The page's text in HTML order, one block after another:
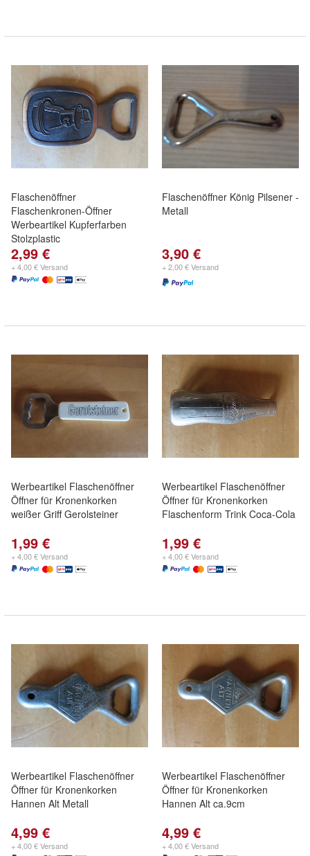
Flaschenöffner
Flaschenkronen-Öffner
Werbeartikel Kupferfarben
Stolzplastic
2,99 €
+ 4,00 € Versand
Flaschenöffner König Pilsener -
Metall
3,90 €
+ 2,00 € Versand
Werbeartikel Flaschenöffner
Öffner für Kronenkorken
weißer Griff Gerolsteiner
1,99 €
+ 4,00 € Versand
Werbeartikel Flaschenöffner
Öffner für Kronenkorken
Flaschenform Trink Coca-Cola
1,99 €
+ 4,00 € Versand
Werbeartikel Flaschenöffner
Öffner für Kronenkorken
Hannen Alt Metall
4,99 €
+ 4,00 € Versand
Werbeartikel Flaschenöffner
Öffner für Kronenkorken
Hannen Alt ca.9cm
4,99 €
+ 4,00 € Versand